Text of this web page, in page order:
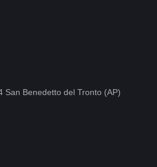
San Benedetto del Tronto (AP)